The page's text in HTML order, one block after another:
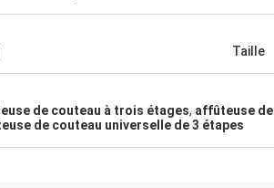
aucun
Taille
de couteau à trois étages, affûteuse
de couteau universelle de 3 étapes